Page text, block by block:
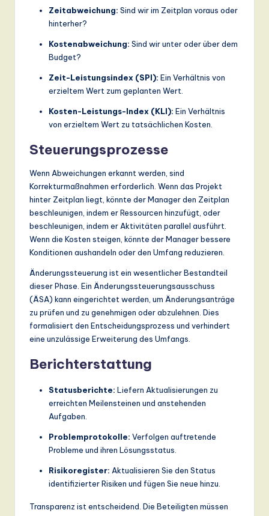
Zeitabweichung: Sind wir im Zeitplan voraus oder
hinterher?
Kostenabweichung: Sind wir unter oder über dem
Budget?
Zeit-Leistungsindex (SPI): Ein Verhältnis von
erzieltem Wert zum geplanten Wert.
Kosten-Leistungs-Index (KLI): Ein Verhältnis
von erzieltem Wert zu tatsächlichen Kosten.
Steuerungsprozesse
Wenn Abweichungen erkannt werden, sind
Korrekturmaßnahmen erforderlich. Wenn das Projekt
hinter Zeitplan liegt, könnte der Manager den Zeitplan
beschleunigen, indem er Ressourcen hinzufügt, oder
beschleunigen, indem er Aktivitäten parallel ausführt.
Wenn die Kosten steigen, könnte der Manager bessere
Konditionen aushandeln oder den Umfang reduzieren.
Änderungssteuerung ist ein wesentlicher Bestandteil
dieser Phase. Ein Änderungssteuerungsausschuss
(ÄSA) kann eingerichtet werden, um Änderungsanträge
zu prüfen und zu genehmigen oder abzulehnen. Dies
formalisiert den Entscheidungsprozess und verhindert
eine unzulässige Erweiterung des Umfangs.
Berichterstattung
Statusberichte: Liefern Aktualisierungen zu
erreichten Meilensteinen und anstehenden
Aufgaben.
Problemprotokolle: Verfolgen auftretende
Probleme und ihren Lösungsstatus.
Risikoregister: Aktualisieren Sie den Status
identifizierter Risiken und fügen Sie neue hinzu.
Transparenz ist entscheidend. Die Beteiligten müssen